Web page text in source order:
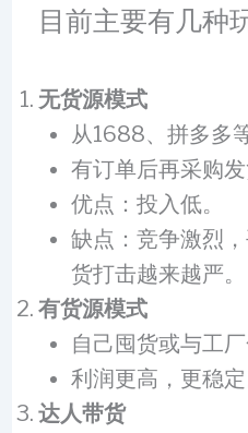
目前主要有几种
无货源模式
从1688、拼多多
有订单后再采购发
优点：投入低。
缺点：竞争激烈
货打击越来越严。
有货源模式
自己囤货或与工厂
利润更高，更稳定
达人带货